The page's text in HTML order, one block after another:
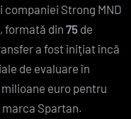
Strong MND
formată din 75 de
a fost iniţiat încă
de evaluare în
euro pentru
Spartan.